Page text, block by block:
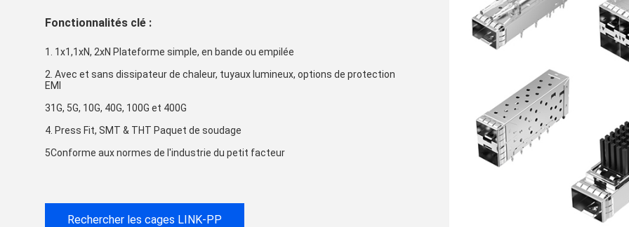
Fonctionnalités clé :
1. 1x1,1xN, 2xN Plateforme simple, en bande ou empilée
2. Avec et sans dissipateur de chaleur, tuyaux lumineux, options de protection
EMI
31G, 5G, 10G, 40G, 100G et 400G
4. Press Fit, SMT & THT Paquet de soudage
5Conforme aux normes de l'industrie du petit facteur
Rechercher les cages LINK-PP